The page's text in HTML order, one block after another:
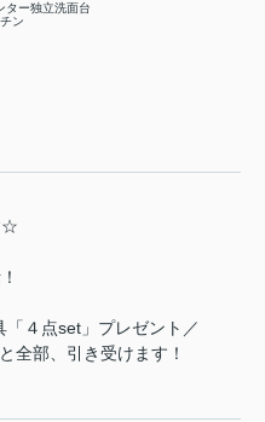
ター
ン
独立洗面台
☆
４点set」プレゼント／
全部、引き受けます！